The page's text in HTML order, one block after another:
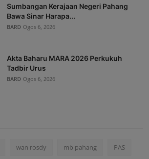
Sumbangan Kerajaan Negeri Pahang
Bawa Sinar Harapa...
BARD Ogos 6, 2026
Akta Baharu MARA 2026 Perkukuh
Tadbir Urus
BARD Ogos 6, 2026
wan rosdy mb pahang PAS